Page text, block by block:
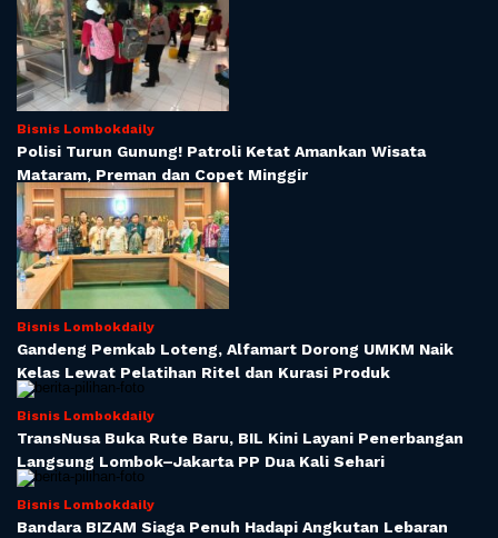
Bisnis Lombokdaily
Polisi Turun Gunung! Patroli Ketat Amankan Wisata
Mataram, Preman dan Copet Minggir
Bisnis Lombokdaily
Gandeng Pemkab Loteng, Alfamart Dorong UMKM Naik
Kelas Lewat Pelatihan Ritel dan Kurasi Produk
Bisnis Lombokdaily
TransNusa Buka Rute Baru, BIL Kini Layani Penerbangan
Langsung Lombok–Jakarta PP Dua Kali Sehari
Bisnis Lombokdaily
Bandara BIZAM Siaga Penuh Hadapi Angkutan Lebaran